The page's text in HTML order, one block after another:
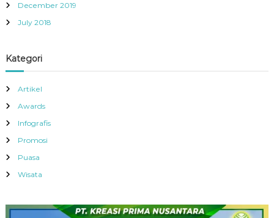
December 2019
July 2018
Kategori
Artikel
Awards
Infografis
Promosi
Puasa
Wisata